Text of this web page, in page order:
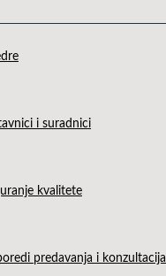
i suradnici
kvalitete
predavanja i konzultacija